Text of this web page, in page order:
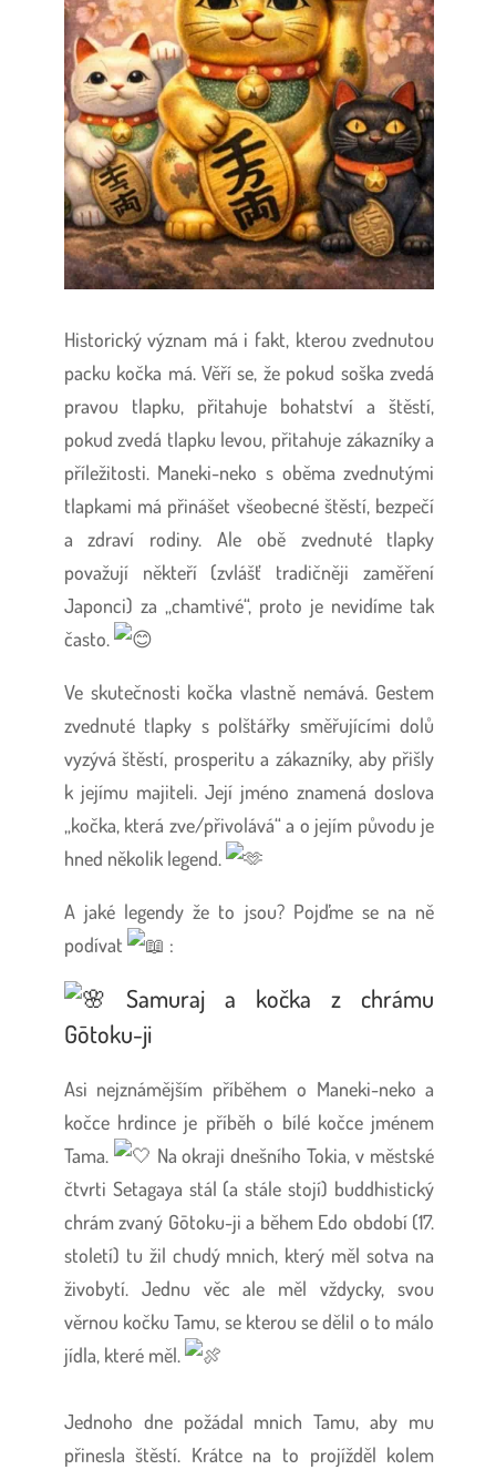
Historický význam má i fakt, kterou zvednutou
packu kočka má. Věří se, že pokud soška zvedá
pravou tlapku, přitahuje bohatství a štěstí,
pokud zvedá tlapku levou, přitahuje zákazníky a
příležitosti. Maneki-neko s oběma zvednutými
tlapkami má přinášet všeobecné štěstí, bezpečí
a zdraví rodiny. Ale obě zvednuté tlapky
považují někteří (zvlášť tradičněji zaměření
Japonci) za „chamtivé“, proto je nevidíme tak
často.
Ve skutečnosti kočka vlastně nemává. Gestem
zvednuté tlapky s polštářky směřujícími dolů
vyzývá štěstí, prosperitu a zákazníky, aby přišly
k jejímu majiteli. Její jméno znamená doslova
„kočka, která zve/přivolává“ a o jejím původu je
hned několik legend.
A jaké legendy že to jsou? Pojďme se na ně
podívat
:
Samuraj a kočka z chrámu
Gōtoku-ji
Asi nejznámějším příběhem o Maneki-neko a
kočce hrdince je příběh o bílé kočce jménem
Tama.
Na okraji dnešního Tokia, v městské
čtvrti Setagaya stál (a stále stojí) buddhistický
chrám zvaný Gōtoku-ji a během Edo období (17.
století) tu žil chudý mnich, který měl sotva na
živobytí. Jednu věc ale měl vždycky, svou
věrnou kočku Tamu, se kterou se dělil o to málo
jídla, které měl.
Jednoho dne požádal mnich Tamu, aby mu
přinesla štěstí. Krátce na to projížděl kolem